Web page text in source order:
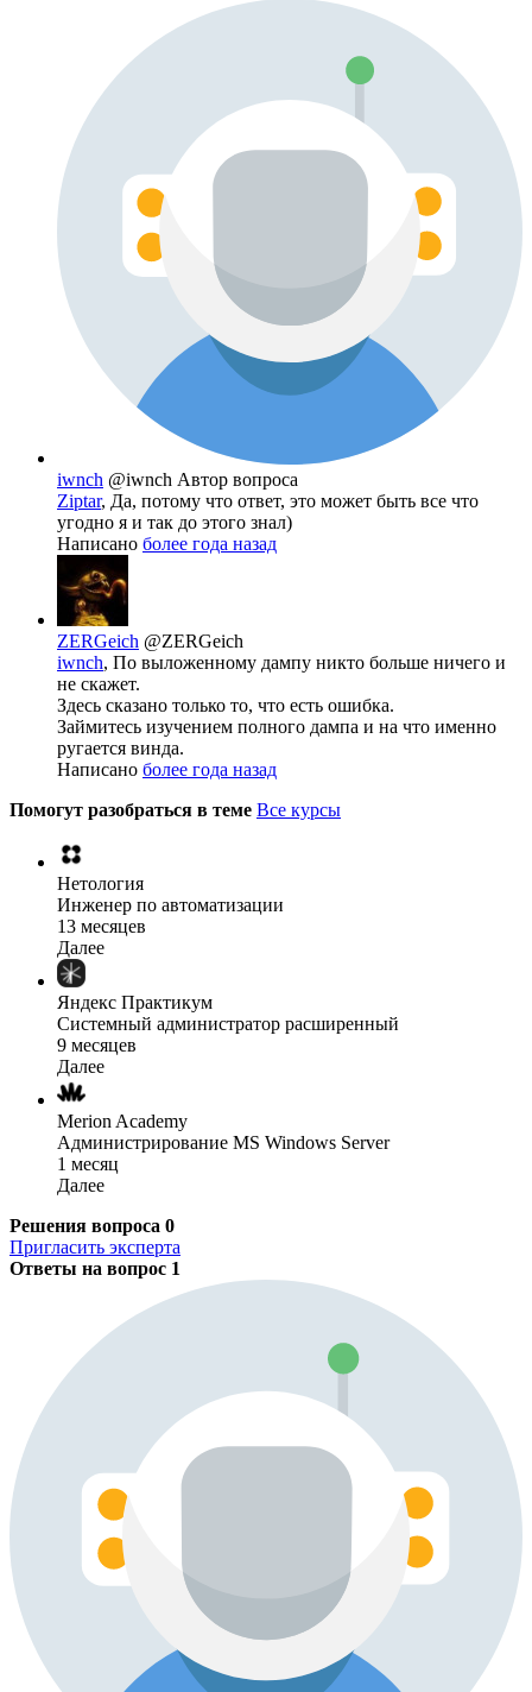
iwnch @iwnch Автор вопроса
Ziptar, Да, потому что ответ, это может быть все что
угодно я и так до этого знал)
Написано более года назад
ZERGeich @ZERGeich
iwnch, По выложенному дампу никто больше ничего и
не скажет.
Здесь сказано только то, что есть ошибка.
Займитесь изучением полного дампа и на что именно
ругается винда.
Написано более года назад
Помогут разобраться в теме Все курсы
Нетология
Инженер по автоматизации
13 месяцев
Далее
Яндекс Практикум
Системный администратор расширенный
9 месяцев
Далее
Merion Academy
Администрирование MS Windows Server
1 месяц
Далее
Решения вопроса 0
Пригласить эксперта
Ответы на вопрос 1